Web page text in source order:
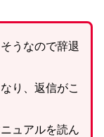
うなので辞退
り、返信がこ
ュアルを読ん